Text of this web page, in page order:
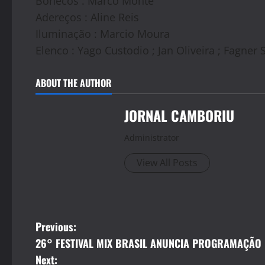
Adereços : Aline Reis
Iluminação : Marcio Moura
Elenco : Yago Custodio ; Jan Oliveira ;
ABOUT THE AUTHOR
JORNAL CAMBORIU
Administrator
View All Posts
P
o
Previous:
26° FESTIVAL MIX BRASIL ANUNCIA PROGRAMAÇÃO
Next: